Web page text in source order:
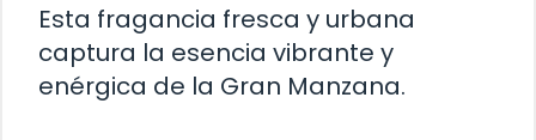
Esta fragancia fresca y urbana
captura la esencia vibrante y
enérgica de la Gran Manzana.